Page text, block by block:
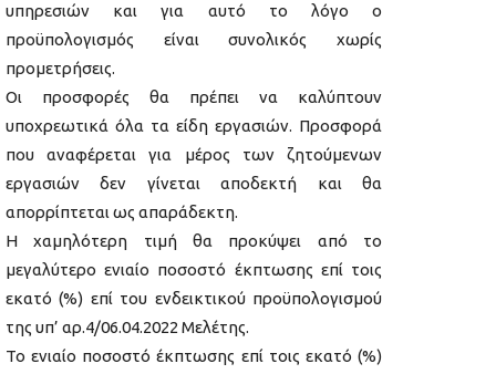
υπηρεσιών και για αυτό το λόγο ο
προϋπολογισμός είναι συνολικός χωρίς
προμετρήσεις.
Οι προσφορές θα πρέπει να καλύπτουν
υποχρεωτικά όλα τα είδη εργασιών. Προσφορά
που αναφέρεται για μέρος των ζητούμενων
εργασιών δεν γίνεται αποδεκτή και θα
απορρίπτεται ως απαράδεκτη.
Η χαμηλότερη τιμή θα προκύψει από το
μεγαλύτερο ενιαίο ποσοστό έκπτωσης επί τοις
εκατό (%) επί του ενδεικτικού προϋπολογισμού
της υπ’ αρ.4/06.04.2022 Μελέτης.
Το ενιαίο ποσοστό έκπτωσης επί τοις εκατό (%)